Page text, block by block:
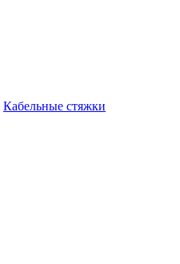
Кабельные стяжки